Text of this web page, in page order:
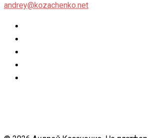
andrey@kozachenko.net